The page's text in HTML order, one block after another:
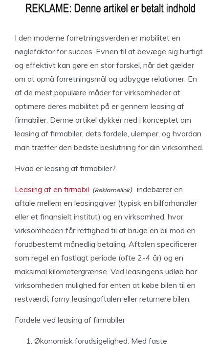
I den moderne forretningsverden er mobilitet en
nøglefaktor for succes. Evnen til at bevæge sig hurtigt
og effektivt kan gøre en stor forskel, når det gælder
om at opnå forretningsmål og udbygge relationer. En
af de mest populære måder for virksomheder at
optimere deres mobilitet på er gennem leasing af
firmabiler. Denne artikel dykker ned i konceptet om
leasing af firmabiler, dets fordele, ulemper, og hvordan
man træffer den bedste beslutning for din virksomhed.
Hvad er leasing af firmabiler?
Leasing af en firmabil
indebærer en
aftale mellem en leasinggiver (typisk en bilforhandler
eller et finansielt institut) og en virksomhed, hvor
virksomheden får rettighed til at bruge en bil mod en
forudbestemt månedlig betaling. Aftalen specificerer
som regel en fastlagt periode (ofte 2-4 år) og en
maksimal kilometergrænse. Ved leasingens udløb har
virksomheden mulighed for enten at købe bilen til en
restværdi, forny leasingaftalen eller returnere bilen.
Fordele ved leasing af firmabiler
Økonomisk forudsigelighed: Med faste